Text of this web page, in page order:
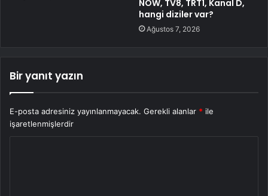
NOW, TV8, TRT1, Kanal D,
hangi diziler var?
Ağustos 7, 2026
Bir yanıt yazın
E-posta adresiniz yayınlanmayacak. Gerekli alanlar * ile
işaretlenmişlerdir